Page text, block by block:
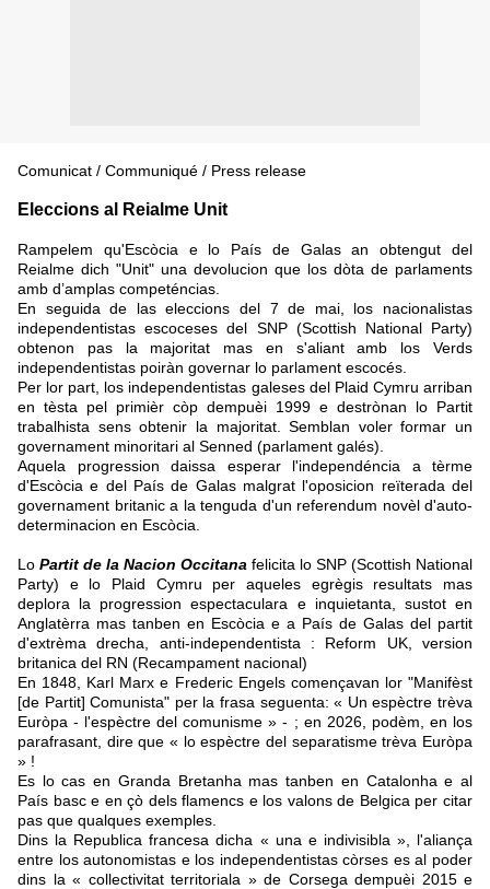
Comunicat / Communiqué / Press release
Eleccions al Reialme Unit
Rampelem qu'Escòcia e lo País de Galas an obtengut del
Reialme dich "Unit" una devolucion que los dòta de parlaments
amb d’amplas competéncias.
En seguida de las eleccions del 7 de mai, los nacionalistas
independentistas escoceses del SNP (Scottish National Party)
obtenon pas la majoritat mas en s'aliant amb los Verds
independentistas poiràn governar lo parlament escocés.
Per lor part, los independentistas galeses del Plaid Cymru arriban
en tèsta pel primièr còp dempuèi 1999 e destrònan lo Partit
trabalhista sens obtenir la majoritat.Semblan voler formar un
governament minoritari al Senned (parlament galés).
Aquela progression daissa esperar l'independéncia a tèrme
d'Escòcia e del País de Galas malgrat l'oposicion reïterada del
governament britanic a la tenguda d'un referendum novèl d'auto-
determinacion en Escòcia.
Lo Partit de la Nacion Occitana felicita lo SNP (Scottish National
Party) e lo Plaid Cymru per aqueles egrègis resultats mas
deplora la progression espectaculara e inquietanta, sustot en
Anglatèrra mas tanben en Escòcia e a País de Galas del partit
d'extrèma drecha, anti-independentista : Reform UK, version
britanica del RN (Recampament nacional)
En 1848, Karl Marx e Frederic Engels començavan lor "Manifèst
[de Partit] Comunista" per la frasa seguenta: « Un espèctre trèva
Euròpa - l'espèctre del comunisme » - ; en 2026, podèm, en los
parafrasant, dire que « lo espèctre del separatisme trèva Euròpa
» !
Es lo cas en Granda Bretanha mas tanben en Catalonha e al
País basc e en çò dels flamencs e los valons de Belgica per citar
pas que qualques exemples.
Dins la Republica francesa dicha « una e indivisibla », l'aliança
entre los autonomistas e los independentistas còrses es al poder
dins la « collectivitat territoriala » de Corsega dempuèi 2015 e